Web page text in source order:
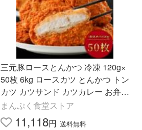
三元豚ロースとんかつ 冷凍 120g×
50枚 6kg ロースカツ とんかつ トン
カツ カツサンド カツカレー お弁当
のおかず 時短調理 カツ丼 三元豚
冷凍惣菜 送料無料
まんぷく食堂ストア
11,118円 送料無料